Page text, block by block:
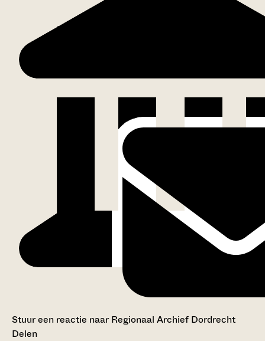
Stuur een reactie naar Regionaal Archief Dordrecht
Delen